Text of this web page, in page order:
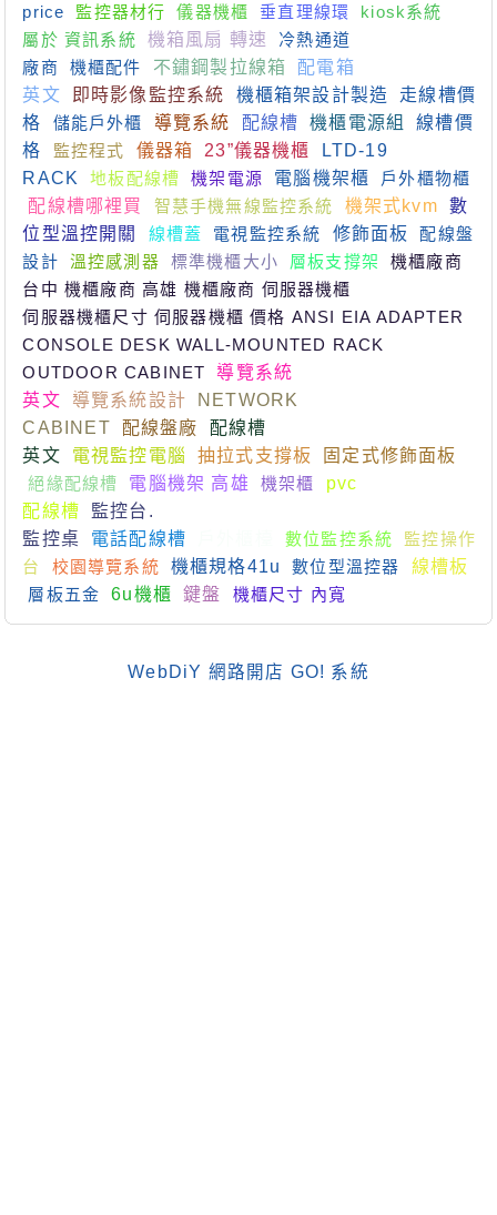
price
監控器材行 儀器機櫃 垂直理線環
kiosk系統
屬於 資訊系統
機箱風扇 轉速
冷熱通道
廠商
機櫃配件 不鏽鋼製拉線箱
配電箱
英文
即時影像監控系統 機櫃箱架設計製造
走線槽價
格
儲能戶外櫃 導覽系統 配線槽 機櫃電源組
線槽價
格
監控程式 儀器箱 23”儀器機櫃
LTD-19
RACK
地板配線槽 機架電源 電腦機架櫃
戶外櫃物櫃
配線槽哪裡買
智慧手機無線監控系統 機架式kvm
數
位型溫控開關
線槽蓋 電視監控系統 修飾面板
配線盤
設計
溫控感測器 標準機櫃大小 層板支撐架
機櫃廠商
台中 機櫃廠商 高雄 機櫃廠商 伺服器機櫃
伺服器機櫃尺寸 伺服器機櫃 價格 ANSI EIA ADAPTER
CONSOLE DESK WALL-MOUNTED RACK
OUTDOOR CABINET
導覽系統
英文
導覽系統設計
NETWORK
CABINET
配線盤廠
配線槽
英文
電視監控電腦 抽拉式支撐板
固定式修飾面板
絕緣配線槽
電腦機架 高雄 機架櫃
pvc
配線槽
監控台.
監控桌
電話配線槽 數位監控系統
監控操作
台
校園導覽系統 機櫃規格41u 數位型溫控器
線槽板
層板五金
6u機櫃 鍵盤 機櫃尺寸 內寬
WebDiY 網路開店 GO! 系統